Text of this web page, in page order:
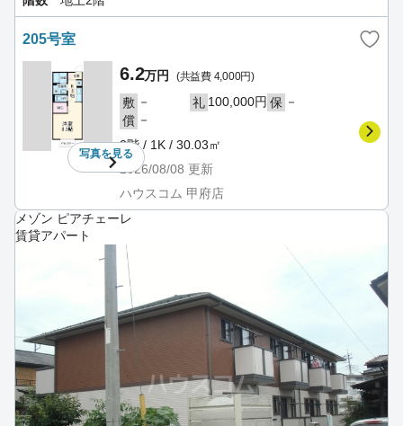
205号室
写真を見る
6.2万円 (共益費 4,000円)
敷 － 礼 100,000円 保 －
償 －
2階 / 1K / 30.03㎡
2026/08/08 更新
ハウスコム 甲府店
メゾン ピアチェーレ
賃貸アパート